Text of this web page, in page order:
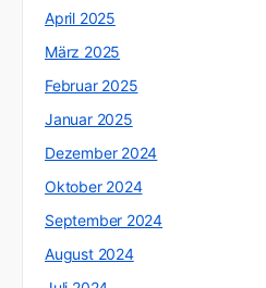
April 2025
März 2025
Februar 2025
Januar 2025
Dezember 2024
Oktober 2024
September 2024
August 2024